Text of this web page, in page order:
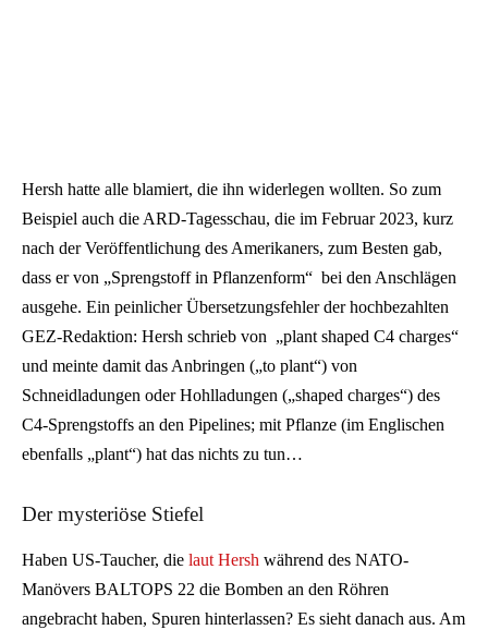
Hersh hatte alle blamiert, die ihn widerlegen wollten. So zum
Beispiel auch die ARD-Tagesschau, die im Februar 2023, kurz
nach der Veröffentlichung des Amerikaners, zum Besten gab,
dass er von „Sprengstoff in Pflanzenform“ bei den Anschlägen
ausgehe. Ein peinlicher Übersetzungsfehler der hochbezahlten
GEZ-Redaktion: Hersh schrieb von „plant shaped C4 charges“
und meinte damit das Anbringen („to plant“) von
Schneidladungen oder Hohlladungen („shaped charges“) des
C4-Sprengstoffs an den Pipelines; mit Pflanze (im Englischen
ebenfalls „plant“) hat das nichts zu tun…
Der mysteriöse Stiefel
Haben US-Taucher, die laut Hersh während des NATO-
Manövers BALTOPS 22 die Bomben an den Röhren
angebracht haben, Spuren hinterlassen? Es sieht danach aus. Am